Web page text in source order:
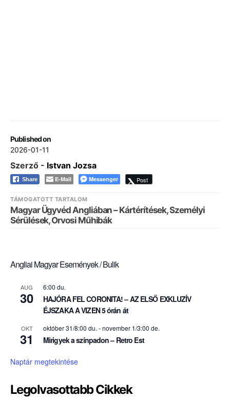
Published on
2026-01-11
Szerző - Istvan Jozsa
Share E-Mail Messenger Post
TÁMOGATOTT TARTALOM
Magyar Ügyvéd Angliában – Kártérítések, Személyi
Sérülések, Orvosi Műhibák
Angliai Magyar Események / Bulik
AUG
30
6:00 du.
HAJÓRA FEL CORONITA! – AZ ELSŐ EXKLUZÍV
ÉJSZAKA A VIZEN 5 órán át
OKT
31
október 31/8:00 du. -november 1/3:00 de.
Mirigyek a színpadon – Retro Est
Naptár megtekintése
Legolvasottabb Cikkek